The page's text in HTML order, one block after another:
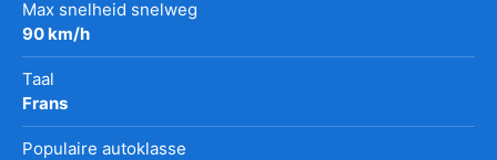
Max snelheid snelweg
90 km/h
Taal
Frans
Populaire autoklasse